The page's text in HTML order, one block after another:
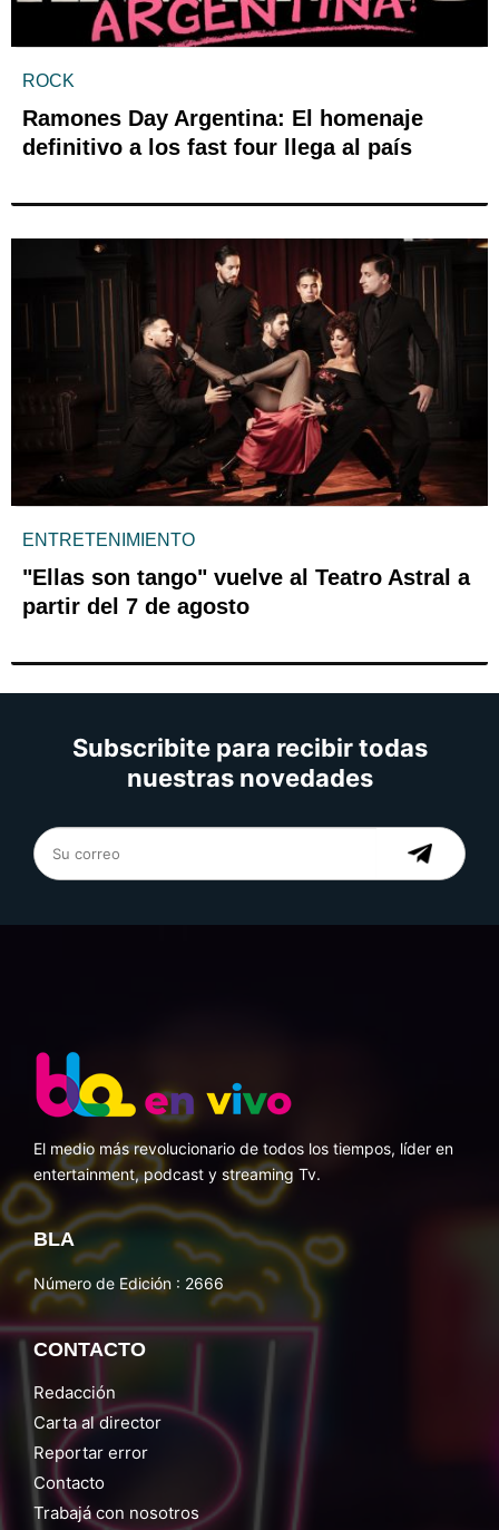
ROCK
Ramones Day Argentina: El homenaje
definitivo a los fast four llega al país
ENTRETENIMIENTO
"Ellas son tango" vuelve al Teatro Astral a
partir del 7 de agosto
Subscribite para recibir todas
nuestras novedades
El medio más revolucionario de todos los tiempos, líder en
entertainment, podcast y streaming Tv.
BLA
Número de Edición : 2666
CONTACTO
Redacción
Carta al director
Reportar error
Contacto
Trabajá con nosotros